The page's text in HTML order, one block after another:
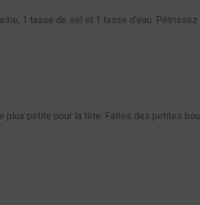
1 tasse de sel et 1 tasse d’eau.
plus petite pour la tête. Faites des petites